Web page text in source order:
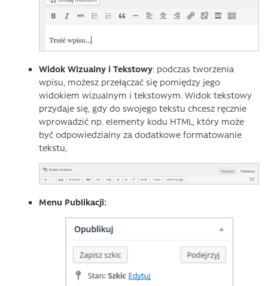
Widok Wizualny i Tekstowy: podczas tworzenia
wpisu, możesz przełączać się pomiędzy jego
widokiem wizualnym i tekstowym. Widok tekstowy
przydaje się, gdy do swojego tekstu chcesz ręcznie
wprowadzić np. elementy kodu HTML, który może
być odpowiedzialny za dodatkowe formatowanie
tekstu,
Menu Publikacji: